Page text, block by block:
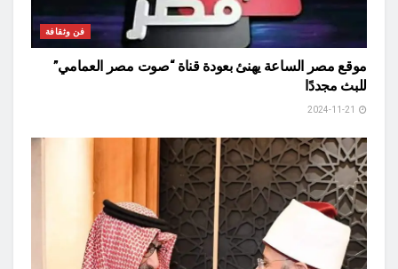
فن وثقافة
موقع مصر الساعة يهنئ بعودة قناة “صوت مصر العمامي”
للبث مجددًا